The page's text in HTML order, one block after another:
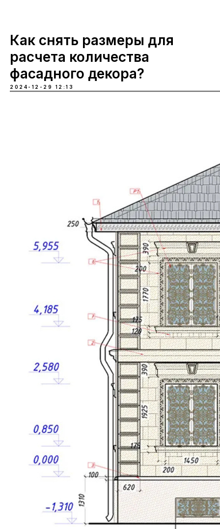
Как снять размеры для
расчета количества
фасадного декора?
2024-12-29 12:13